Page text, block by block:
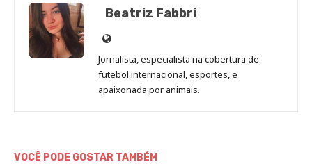
Beatriz Fabbri
Site
de
Beatriz
Fabbri
Jornalista, especialista na cobertura de
futebol internacional, esportes, e
apaixonada por animais.
VOCÊ PODE GOSTAR TAMBÉM